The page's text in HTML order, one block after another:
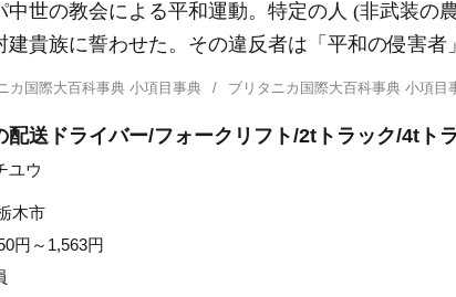
中世の教会による平和運動。特定の人 (非武装の
建貴族に誓わせた。その違反者は「平和の侵害者
カ国際大百科事典 小項目事典 ブリタニカ国際大百科事典 小項
配送ドライバー/フォークリフト/2tトラック/4tト
ユウ
木市
円～1,563円